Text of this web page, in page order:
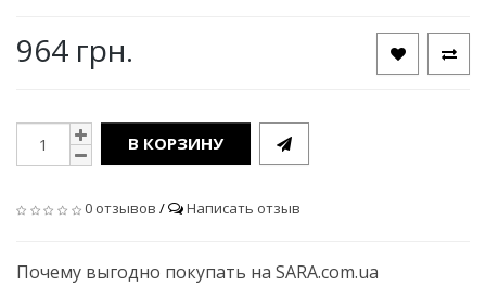
964 грн.
В КОРЗИНУ
0 отзывов / Написать отзыв
Почему выгодно покупать на SARA.com.ua